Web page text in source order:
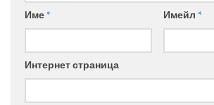
Име* Имейл *
Интернет страница